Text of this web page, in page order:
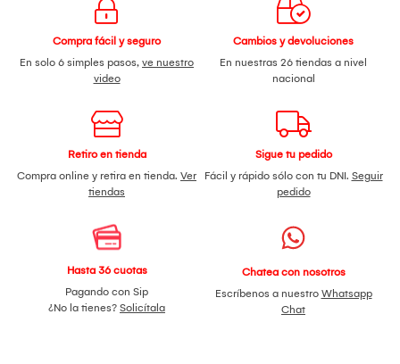
Compra fácil y seguro
En solo 6 simples pasos, ve nuestro
video
Cambios y devoluciones
En nuestras 26 tiendas a nivel
nacional
Retiro en tienda
Compra online y retira en tienda. Ver
tiendas
Sigue tu pedido
Fácil y rápido sólo con tu DNI. Seguir
pedido
Hasta 36 cuotas
Pagando con Sip
¿No la tienes? Solicítala
Chatea con nosotros
Escríbenos a nuestro Whatsapp
Chat